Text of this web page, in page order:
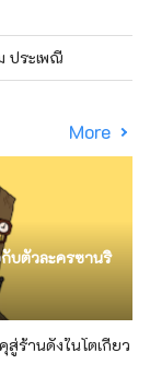
ประเพณี
More
บตัวละครซานริ
ร้านดังในโตเกียว